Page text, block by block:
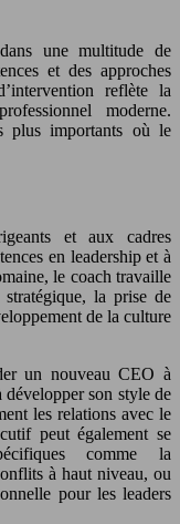
une multitude de
et des approches
reflète la
moderne.
plus importants où le
et aux cadres
en leadership et à
le coach travaille
la prise de
de la culture
un nouveau CEO à
son style de
les relations avec le
peut également se
comme la
à haut niveau, ou
pour les leaders